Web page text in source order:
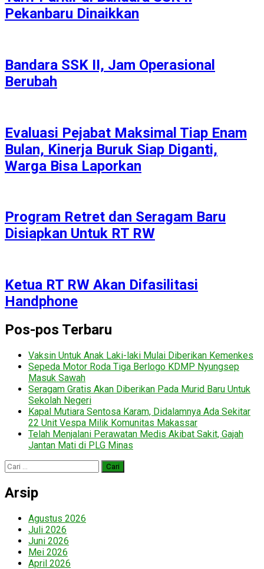
Pekanbaru Dinaikkan
Bandara SSK II, Jam Operasional
Berubah
Evaluasi Pejabat Maksimal Tiap Enam
Bulan, Kinerja Buruk Siap Diganti,
Warga Bisa Laporkan
Program Retret dan Seragam Baru
Disiapkan Untuk RT RW
Ketua RT RW Akan Difasilitasi
Handphone
Pos-pos Terbaru
Vaksin Untuk Anak Laki-laki Mulai Diberikan Kemenkes
Sepeda Motor Roda Tiga Berlogo KDMP Nyungsep
Masuk Sawah
Seragam Gratis Akan Diberikan Pada Murid Baru Untuk
Sekolah Negeri
Kapal Mutiara Sentosa Karam, Didalamnya Ada Sekitar
22 Unit Vespa Milik Komunitas Makassar
Telah Menjalani Perawatan Medis Akibat Sakit, Gajah
Jantan Mati di PLG Minas
Cari
untuk:
Arsip
Agustus 2026
Juli 2026
Juni 2026
Mei 2026
April 2026